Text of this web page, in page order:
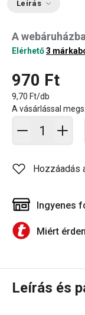
Leírás
A
Elérhető3
970 Ft
9,70 Ft/db
A vásárlással
Kosárba -
Hozzáadás
Ingyenes
Miért
Leírás és